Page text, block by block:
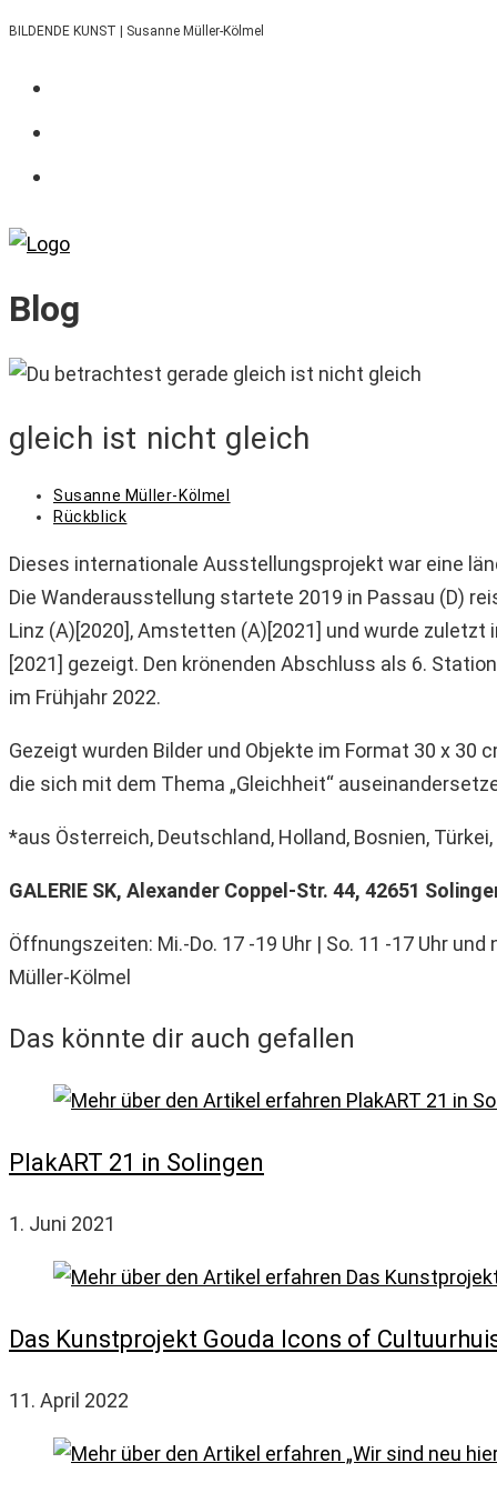
Zum
springen
BILDENDE KUNST | Susanne Müller-Kölmel
Blog
gleich ist nicht gleich
Beitrags-
Autor:
Susanne Müller-Kölmel
Beitrags-
Rückblick
Dieses internationale Ausstellungsprojekt war eine
Die Wanderausstellung startete 2019 in Passau (D)
Linz (A)[2020], Amstetten (A)[2021] und wurde zuletzt
[2021] gezeigt. Den krönenden Abschluss als 6.
im Frühjahr 2022.
Gezeigt wurden Bilder und Objekte im Format 30 x
die sich mit dem Thema „Gleichheit“
*aus Österreich, Deutschland, Holland, Bosnien,
GALERIE SK, Alexander Coppel-Str. 44, 42651
Öffnungszeiten: Mi.-Do. 17 -19 Uhr | So. 11 -17 Uhr
Müller-Kölmel
Das könnte dir auch gefallen
PlakART 21 in Solingen
1. Juni 2021
Das Kunstprojekt Gouda Icons of
11. April 2022